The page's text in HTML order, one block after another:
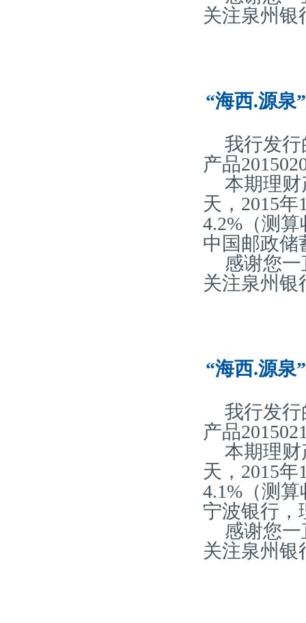
关注泉州银
“海西.源泉
我行发行
产品
本期理财
天，2015
4.2%（测
中国邮政储
感谢您
关注泉州银
“海西.源泉
我行发行
产品
本期理财
天，2015
4.1%（测
宁波银行，
感谢您
关注泉州银